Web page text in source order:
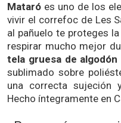
Mataró es uno de los
vivir el correfoc de Les
al pañuelo te proteges
respirar mucho mejor
tela gruesa de algodón
sublimado sobre
una correcta sujeción
Hecho íntegramente en